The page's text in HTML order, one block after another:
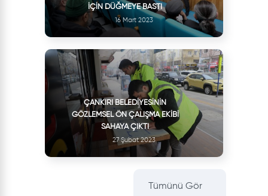
İÇIN DÜĞMEYE BASTI
16 Mart 2023
ÇANKIRI BELEDIYESININ
GÖZLEMSEL ÖN ÇALIŞMA EKIBI
SAHAYA ÇIKTI
27 Şubat 2023
Tümünü Gör